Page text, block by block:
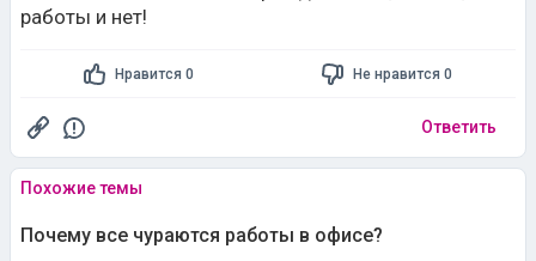
работы и нет!
Нравится 0 Не нравится 0
Ответить
Похожие темы
Почему все чураются работы в офисе?